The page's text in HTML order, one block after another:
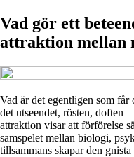
Vad gör ett
attraktion mellan
Vad är det egentligen som
det utseendet, rösten, doften
attraktion visar att förförelse
samspelet mellan biologi,
tillsammans skapar den